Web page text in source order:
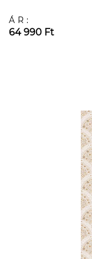
ÁR:
64 990 Ft